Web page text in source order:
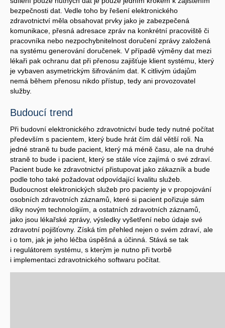
bezpečnosti dat. Vedle toho by řešení elektronického
zdravotnictví měla obsahovat prvky jako je zabezpečená
komunikace, přesná adresace zpráv na konkrétní pracoviště či
pracovníka nebo nezpochybnitelnost doručení zprávy založená
na systému generování doručenek. V případě výměny dat mezi
lékaři pak ochranu dat při přenosu zajišťuje klient systému, který
je vybaven asymetrickým šifrováním dat. K citlivým údajům
nemá během přenosu nikdo přístup, tedy ani provozovatel
služby.
Budoucí trend
Při budovní elektronického zdravotnictví bude tedy nutné počítat
především s pacientem, který bude hrát čím dál větší roli. Na
jedné straně tu bude pacient, který má méně času, ale na druhé
straně to bude i pacient, který se stále více zajímá o své zdraví.
Pacient bude ke zdravotnictví přistupovat jako zákazník a bude
podle toho také požadovat odpovídající kvalitu služeb.
Budoucnost elektronických služeb pro pacienty je v propojování
osobních zdravotních záznamů, které si pacient pořizuje sám
díky novým technologiím, a ostatních zdravotních záznamů,
jako jsou lékařské zprávy, výsledky vyšetření nebo údaje své
zdravotní pojišťovny. Získá tím přehled nejen o svém zdraví, ale
i o tom, jak je jeho léčba úspěšná a účinná. Stává se tak
i regulátorem systému, s kterým je nutno při tvorbě
i implementaci zdravotnického softwaru počítat.